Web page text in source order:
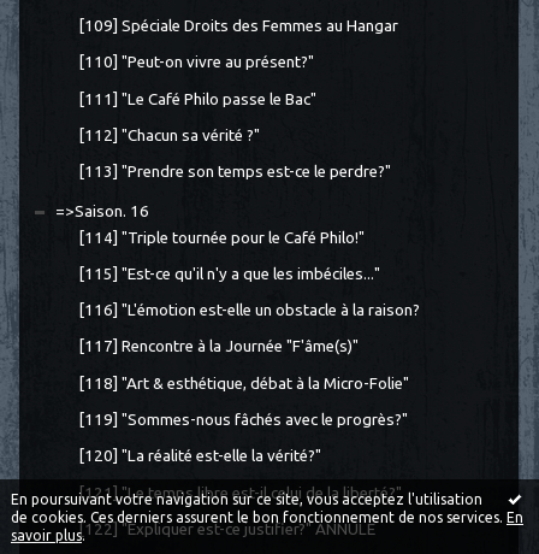
En poursuivant votre navigation sur ce site, vous acceptez l'utilisation
de cookies. Ces derniers assurent le bon fonctionnement de nos services. En
savoir plus.
[109] Spéciale Droits des Femmes au Hangar
[110] "Peut-on vivre au présent?"
[111] "Le Café Philo passe le Bac"
[112] "Chacun sa vérité ?"
[113] "Prendre son temps est-ce le perdre?"
=>Saison. 16
[114] "Triple tournée pour le Café Philo!"
[115] "Est-ce qu'il n'y a que les imbéciles..."
[116] "L'émotion est-elle un obstacle à la raison?
[117] Rencontre à la Journée "F'âme(s)"
[118] "Art & esthétique, débat à la Micro-Folie"
[119] "Sommes-nous fâchés avec le progrès?"
[120] "La réalité est-elle la vérité?"
[121] "Le temps libre est-il celui de la liberté?"
[122] "Expliquer est-ce justifier?" ANNULE